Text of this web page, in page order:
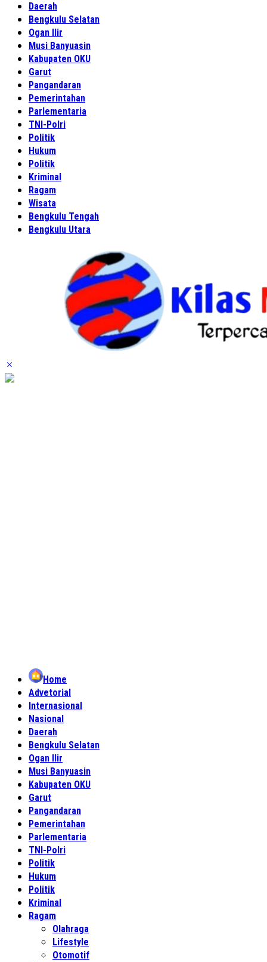
Daerah
Bengkulu Selatan
Ogan Ilir
Musi Banyuasin
Kabupaten OKU
Garut
Pangandaran
Pemerintahan
Parlementaria
TNI-Polri
Politik
Hukum
Politik
Kriminal
Ragam
Wisata
Bengkulu Tengah
Bengkulu Utara
Home
Advetorial
Internasional
Nasional
Daerah
Bengkulu Selatan
Ogan Ilir
Musi Banyuasin
Kabupaten OKU
Garut
Pangandaran
Pemerintahan
Parlementaria
TNI-Polri
Politik
Hukum
Politik
Kriminal
Ragam
Olahraga
Lifestyle
Otomotif